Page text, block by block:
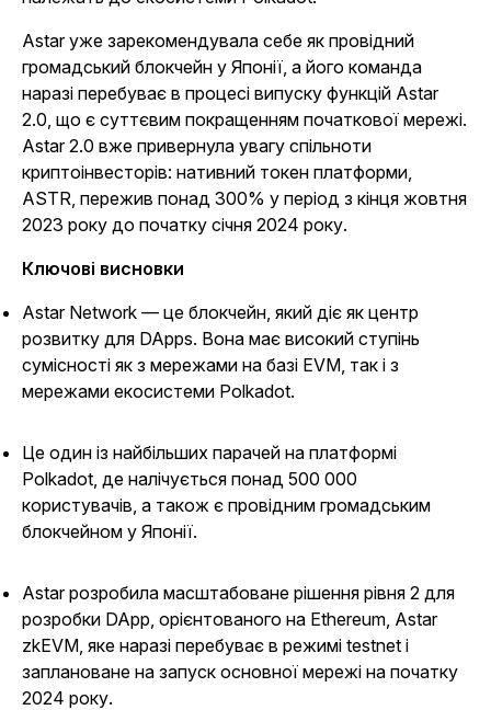
Astar уже зарекомендувала себе як провідний
громадський блокчейн у Японії, а його команда
наразі перебуває в процесі випуску функцій Astar
2.0, що є суттєвим покращенням початкової мережі.
Astar 2.0 вже привернула увагу спільноти
криптоінвесторів: нативний токен платформи,
ASTR, пережив понад 300% у період з кінця жовтня
2023 року до початку січня 2024 року.
Ключові висновки
Astar Network — це блокчейн, який діє як центр
розвитку для DApps. Вона має високий ступінь
сумісності як з мережами на базі EVM, так і з
мережами екосистеми Polkadot.
Це один із найбільших парачей на платформі
Polkadot, де налічується понад 500 000
користувачів, а також є провідним громадським
блокчейном у Японії.
Astar розробила масштабоване рішення рівня 2 для
розробки DApp, орієнтованого на Ethereum, Astar
zkEVM, яке наразі перебуває в режимі testnet і
заплановане на запуск основної мережі на початку
2024 року.